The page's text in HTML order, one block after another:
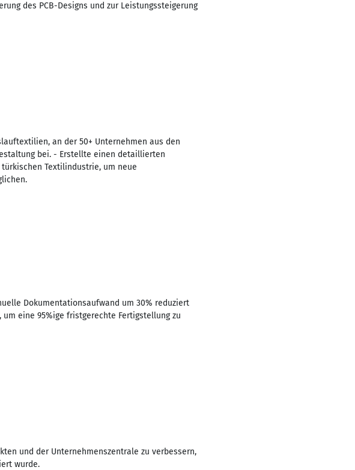
des PCB-Designs und zur Leistungssteigerung
an der 50+ Unternehmen aus den
bei. - Erstellte einen detaillierten
Textilindustrie, um neue
Dokumentationsaufwand um 30% reduziert
eine 95%ige fristgerechte Fertigstellung zu
und der Unternehmenszentrale zu verbessern,
wurde.